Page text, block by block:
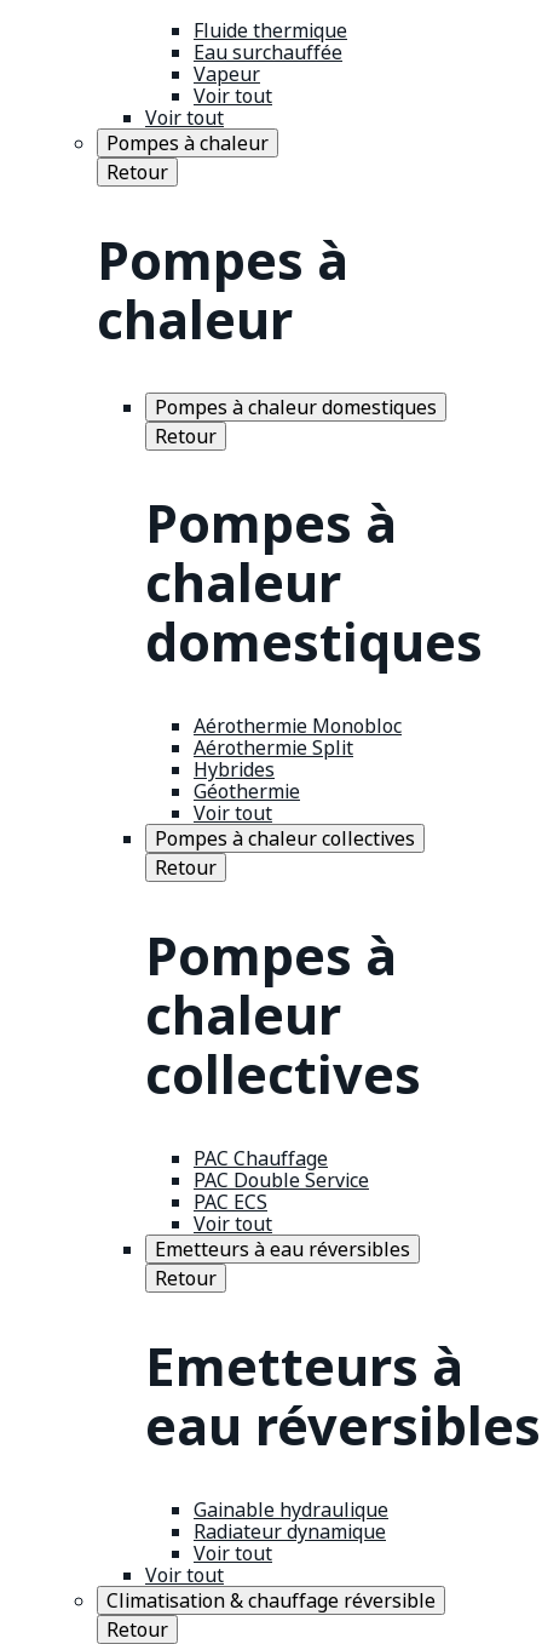
Fluide thermique
Eau surchauffée
Vapeur
Voir tout
Voir tout
Pompes à chaleur
Retour
Pompes à
chaleur
Pompes à chaleur domestiques
Retour
Pompes à
chaleur
domestiques
Aérothermie Monobloc
Aérothermie Split
Hybrides
Géothermie
Voir tout
Pompes à chaleur collectives
Retour
Pompes à
chaleur
collectives
PAC Chauffage
PAC Double Service
PAC ECS
Voir tout
Emetteurs à eau réversibles
Retour
Emetteurs à
eau réversibles
Gainable hydraulique
Radiateur dynamique
Voir tout
Voir tout
Climatisation & chauffage réversible
Retour